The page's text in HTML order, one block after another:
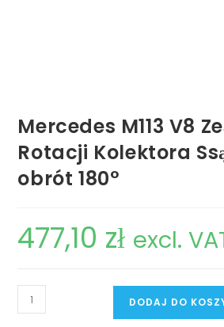
Mercedes M113 V8
Rotacji Kolektora
obrót 180°
477,10 zł excl.
ilość
Mercedes
DODAJ DO